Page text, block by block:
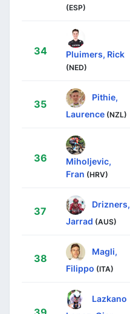
(ESP)
34 Pluimers, Rick
(NED)
35
Pithie,
Laurence (NZL)
36
Miholjevic,
Fran (HRV)
37
Drizners,
Jarrad (AUS)
38
Magli,
Filippo (ITA)
Lazkano